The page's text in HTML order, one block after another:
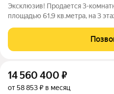
Эксклюзив! Продается 3-
площадью 61,9 кв.метра, на 3
квартире раздельный санузел,
доступности: поликлиника, два
14 560 400 ₽
от 58 853 ₽ в месяц